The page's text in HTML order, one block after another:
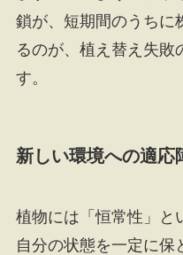
鎖が、短期間のうちに
るのが、植え替え失敗
す。
新しい環境への適応
植物には「恒常性」と
自分の状態を一定に保